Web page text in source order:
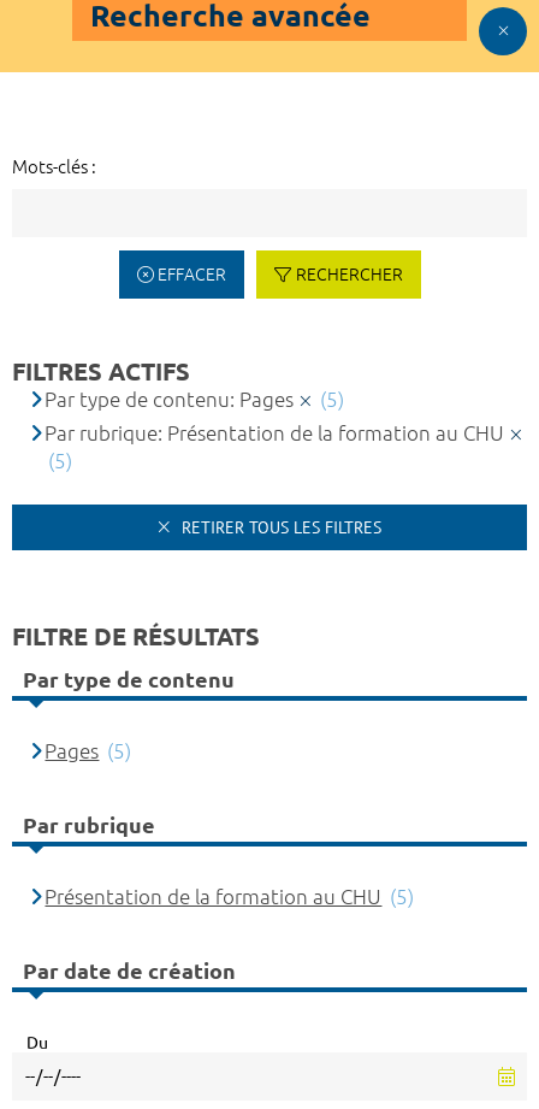
Recherche avancée
Mots-clés :
EFFACER RECHERCHER
FILTRES ACTIFS
Par type de contenu: Pages
(5)
Par rubrique: Présentation de la formation au CHU
(5)
RETIRER TOUS LES FILTRES
FILTRE DE RÉSULTATS
Par type de contenu
Pages (5)
Par rubrique
Présentation de la formation au CHU (5)
Par date de création
Du